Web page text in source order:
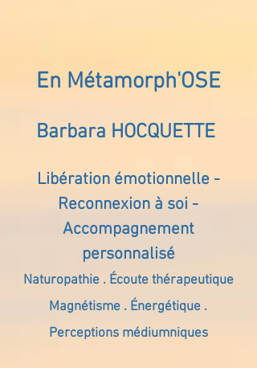
En Métamorph'OSE
Barbara HOCQUETTE
Libération émotionnelle -
Reconnexion à soi -
Accompagnement
personnalisé
Naturopathie . Écoute thérapeutique
Magnétisme . Énergétique .
Perceptions médiumniques